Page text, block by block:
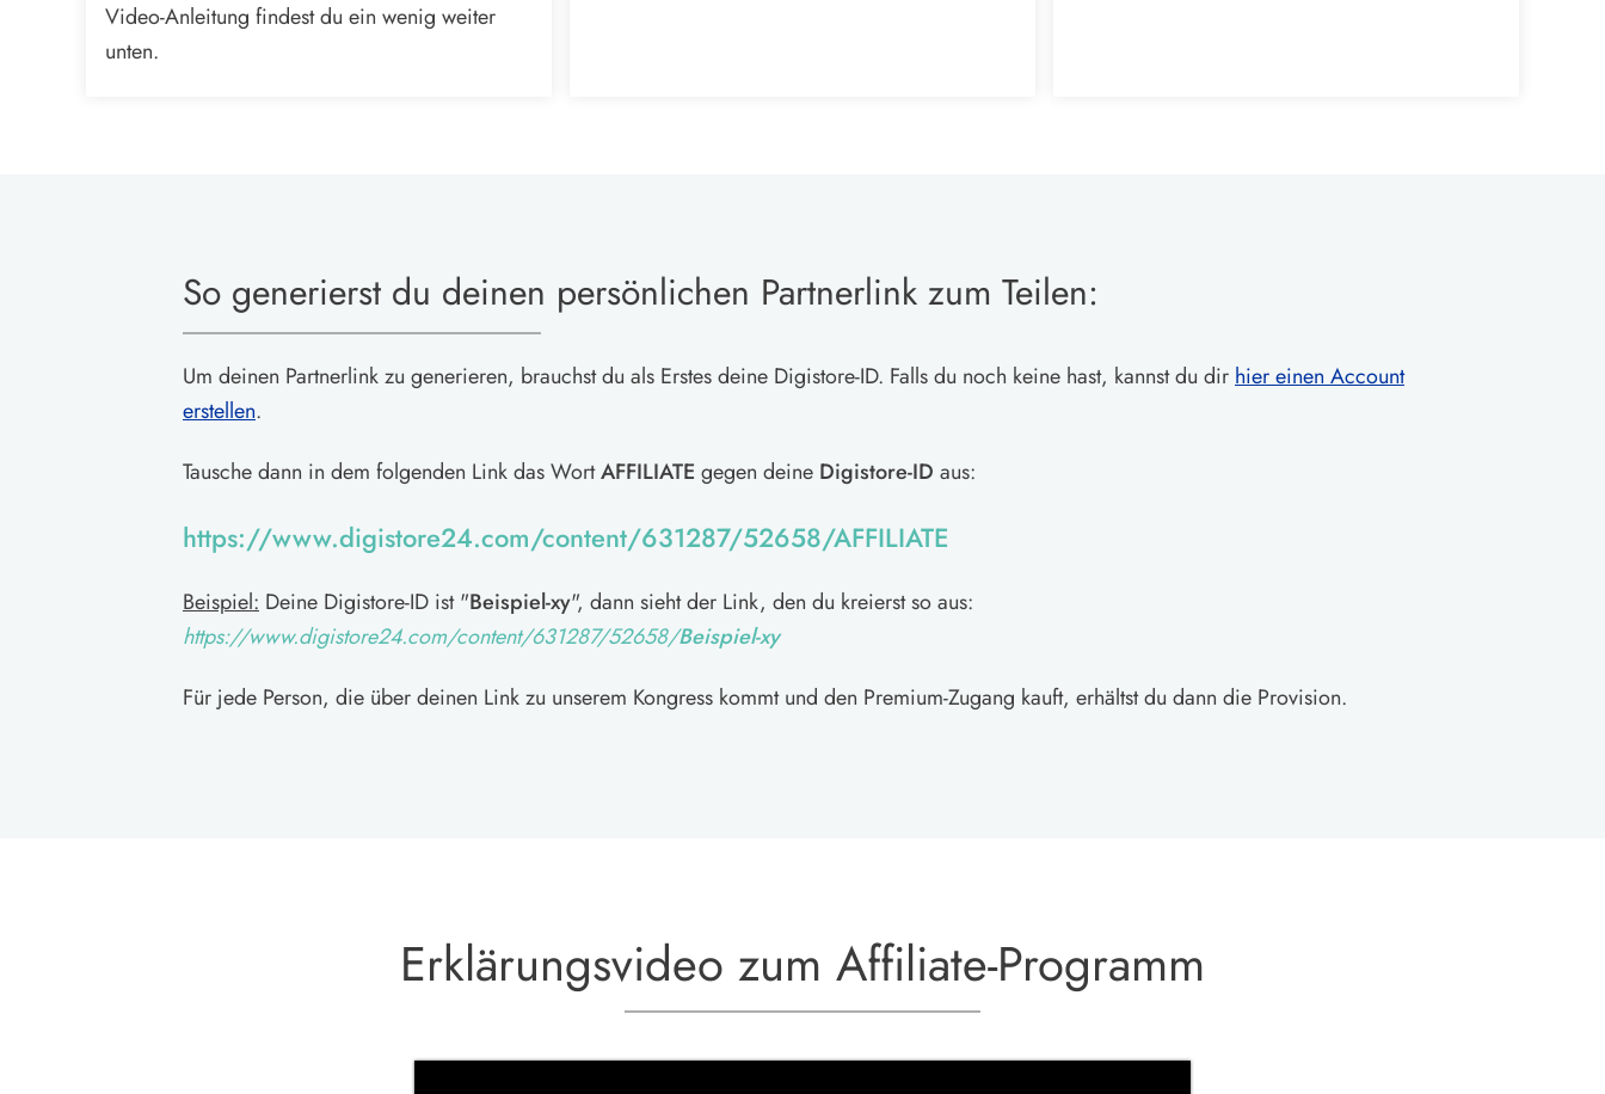
Video-Anleitung findest du ein wenig weiter
unten.
So generierst du deinen persönlichen Partnerlink zum Teilen:
Um deinen Partnerlink zu generieren, brauchst du als Erstes deine Digistore-ID. Falls du noch keine hast, kannst du dir hier einen Account
erstellen.
Tausche dann in dem folgenden Link das WortAFFILIATE gegen deine Digistore-ID aus:
https://www.digistore24.com/content/631287/52658/AFFILIATE
Beispiel: Deine Digistore-ID ist "Beispiel-xy", dann sieht der Link, den du kreierst so aus:
https://www.digistore24.com/content/631287/52658/Beispiel-xy
Für jede Person, die über deinen Link zu unserem Kongress kommt und den Premium-Zugang kauft, erhältst du dann die Provision.
Erklärungsvideo zum Affiliate-Programm